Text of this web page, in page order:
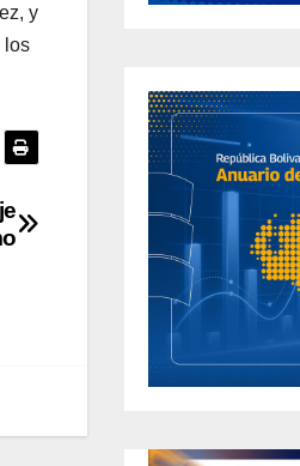
y
los